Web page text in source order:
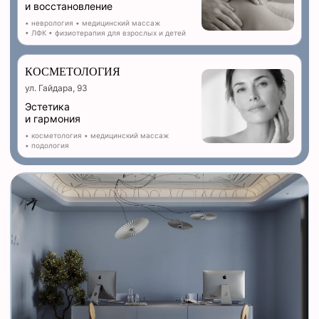
и восстановление
• неврология • медицинский массаж
• ЛФК • физиотерапия для взрослых и детей
КОСМЕТОЛОГИЯ
ул. Гайдара, 93
Эстетика
и гармония
• косметология • медицинский массаж
• подология